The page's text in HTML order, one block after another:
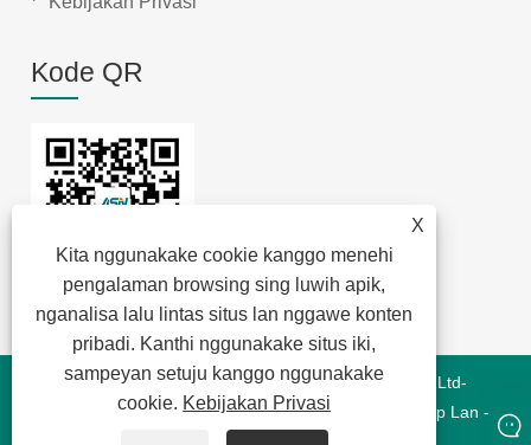
X
Kita nggunakake cookie kanggo menehi
pengalaman browsing sing luwih apik,
nganalisa lalu lintas situs lan nggawe konten
pribadi. Kanthi nggunakake situs iki,
sampeyan setuju kanggo nggunakake
cookie. Kebijakan Privasi
Kode QR
Hak Cipta © 2022 Jansum Electronics Dongguan Co., Ltd-
Modul Magnetik, Magnetik Energi Anyar, Magnetik Chip Lan -